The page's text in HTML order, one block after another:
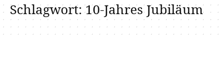
Schlagwort:10-Jahres Jubiläum